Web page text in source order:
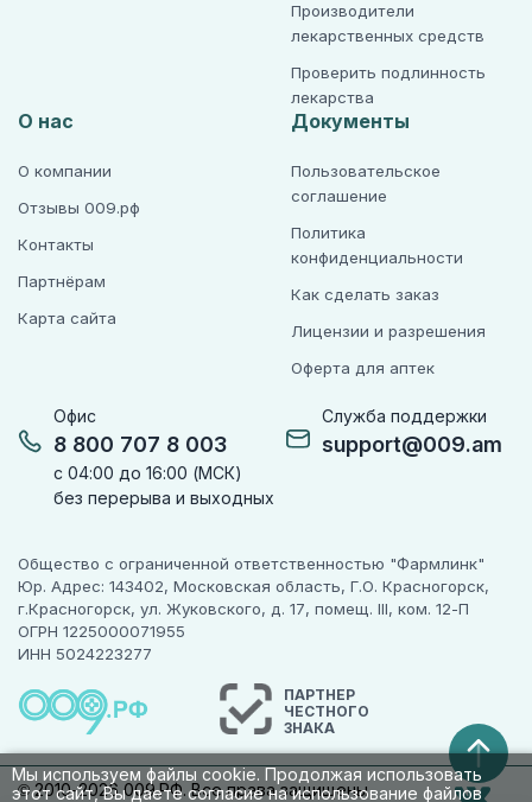
Мы используем файлы cookie. Продолжая использовать
этот сайт, Вы даете согласие на использование файлов
Офис
8 800 707 8 003
с 04:00 до 16:00 (МСК)
без перерыва и выходных
Служба поддержки
support@009.am
Производители
лекарственных средств
Проверить подлинность
лекарства
О нас
О компании
Отзывы 009.рф
Контакты
Партнёрам
Карта сайта
Документы
Пользовательское
соглашение
Политика
конфиденциальности
Как сделать заказ
Лицензии и разрешения
Оферта для аптек
Общество с ограниченной ответственностью "Фармлинк"
Юр. Адрес: 143402, Московская область, Г.О. Красногорск,
г.Красногорск, ул. Жуковского, д. 17, помещ. III, ком. 12-П
ОГРН 1225000071955
ИНН 5024223277
ПАРТНЕР
ЧЕСТНОГО
ЗНАКА
© 2010-2026 009.РФ. Все права защищены